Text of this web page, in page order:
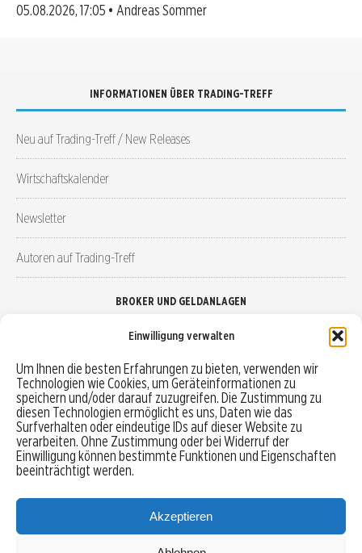
Einwilligung verwalten
Um Ihnen die besten Erfahrungen zu bieten, verwenden wir
Technologien wie Cookies, um Geräteinformationen zu
speichern und/oder darauf zuzugreifen. Die Zustimmung zu
diesen Technologien ermöglicht es uns, Daten wie das
Surfverhalten oder eindeutige IDs auf dieser Website zu
verarbeiten. Ohne Zustimmung oder bei Widerruf der
Einwilligung können bestimmte Funktionen und Eigenschaften
beeinträchtigt werden.
Akzeptieren
05.08.2026, 17:05 • Andreas Sommer
INFORMATIONEN ÜBER TRADING-TREFF
Neu auf Trading-Treff / New Releases
Wirtschaftskalender
Newsletter
Autoren auf Trading-Treff
BROKER UND GELDANLAGEN
Robo-Advisor vergleichen
Depotvergleich
Festgeld vergleichen
Tagesgeld vergleichen